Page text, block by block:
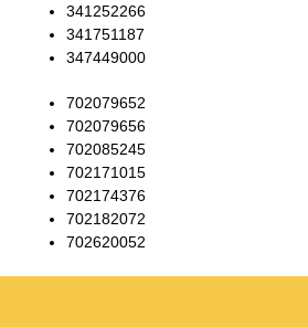
341252266
341751187
347449000
702079652
702079656
702085245
702171015
702174376
702182072
702620052